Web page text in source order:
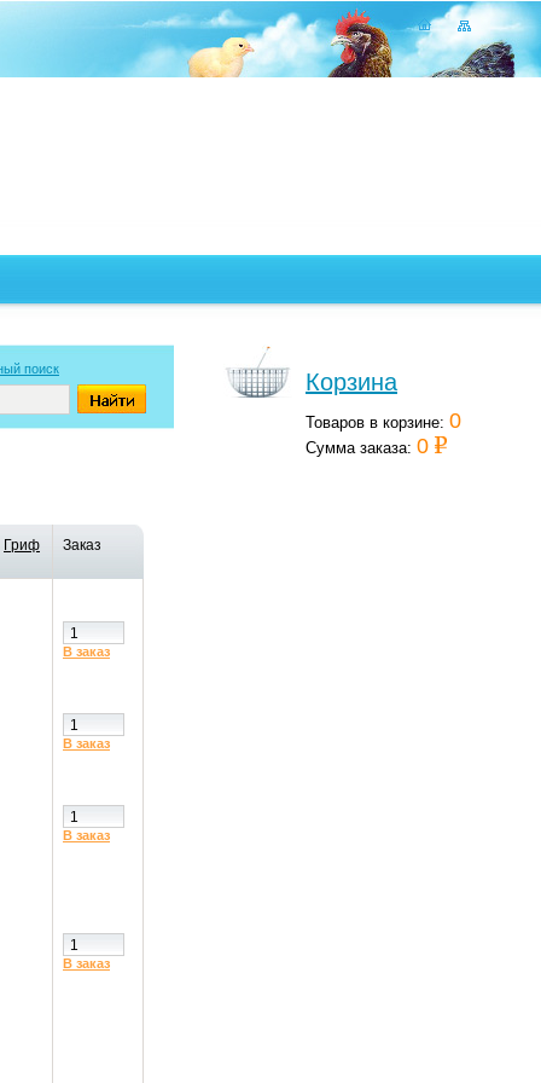
Корзина
Товаров в корзине: 0
Сумма заказа: 0
поиск
Гриф Заказ
В заказ
В заказ
В заказ
В заказ